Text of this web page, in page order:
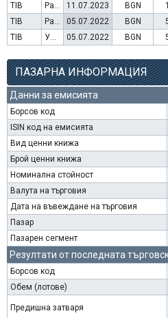
TIB
Раздаване на дивидент 11.07.2023 BGN
TIB
Раздаване на дивидент 05.07.2022 BGN
TIB
Увеличение на капитал (резерви) 05.07.2022 BGN
ПАЗАРНА ИНФОРМАЦИЯ
Данни за емисията
Борсов код
ISIN код на емисията
Вид ценни книжа
Брой ценни книжа
Номинална стойност
Валута на търговия
Дата на въвеждане на търговия
Пазар
Пазарен сегмент
Резултати от последната
Борсов код
Обем (лотове)
Предишна затваря